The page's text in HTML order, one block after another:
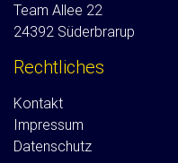
Team Allee 22
24392 Süderbrarup
Rechtliches
Kontakt
Impressum
Datenschutz